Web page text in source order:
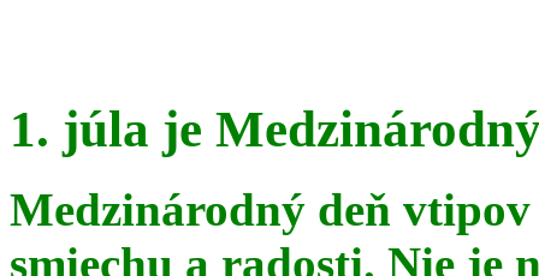
1. júla je
Medzinárodný deň
smiechu a radosti. Nie je